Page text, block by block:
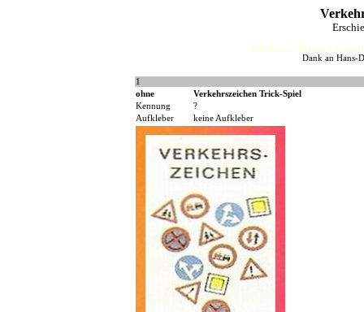
HJFHenze - Helmut´s
Dank an Hans-
1
ohne
Verkehrszeichen Trick-Spiel
Kennung
?
Aufkleber
keine Aufkleber